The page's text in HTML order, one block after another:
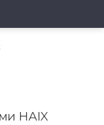
HAIX